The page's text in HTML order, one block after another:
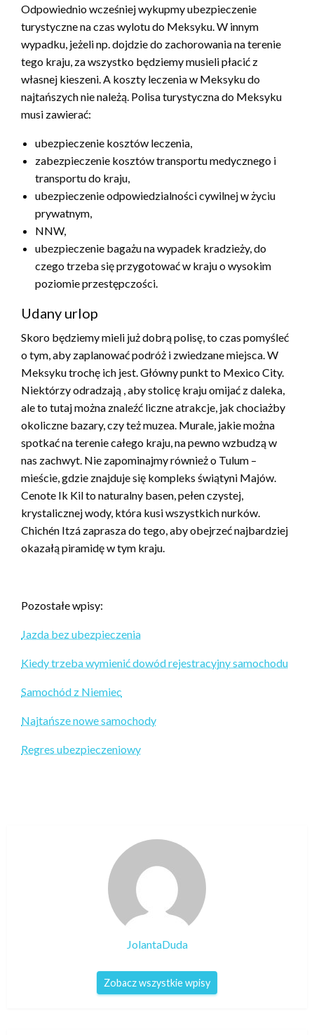
Odpowiednio wcześniej wykupmy ubezpieczenie
turystyczne na czas wylotu do Meksyku. W innym
wypadku, jeżeli np. dojdzie do zachorowania na terenie
tego kraju, za wszystko będziemy musieli płacić z
własnej kieszeni. A koszty leczenia w Meksyku do
najtańszych nie należą. Polisa turystyczna do Meksyku
musi zawierać:
ubezpieczenie kosztów leczenia,
zabezpieczenie kosztów transportu medycznego i
transportu do kraju,
ubezpieczenie odpowiedzialności cywilnej w życiu
prywatnym,
NNW,
ubezpieczenie bagażu na wypadek kradzieży, do
czego trzeba się przygotować w kraju o wysokim
poziomie przestępczości.
Udany urlop
Skoro będziemy mieli już dobrą polisę, to czas pomyśleć
o tym, aby zaplanować podróż i zwiedzane miejsca. W
Meksyku trochę ich jest. Główny punkt to Mexico City.
Niektórzy odradzają , aby stolicę kraju omijać z daleka,
ale to tutaj można znaleźć liczne atrakcje, jak chociażby
okoliczne bazary, czy też muzea. Murale, jakie można
spotkać na terenie całego kraju, na pewno wzbudzą w
nas zachwyt. Nie zapominajmy również o Tulum –
mieście, gdzie znajduje się kompleks świątyni Majów.
Cenote Ik Kil to naturalny basen, pełen czystej,
krystalicznej wody, która kusi wszystkich nurków.
Chichén Itzá zaprasza do tego, aby obejrzeć najbardziej
okazałą piramidę w tym kraju.
Pozostałe wpisy:
Jazda bez ubezpieczenia
Kiedy trzeba wymienić dowód rejestracyjny samochodu
Samochód z Niemiec
Najtańsze nowe samochody
Regres ubezpieczeniowy
JolantaDuda
Zobacz wszystkie wpisy